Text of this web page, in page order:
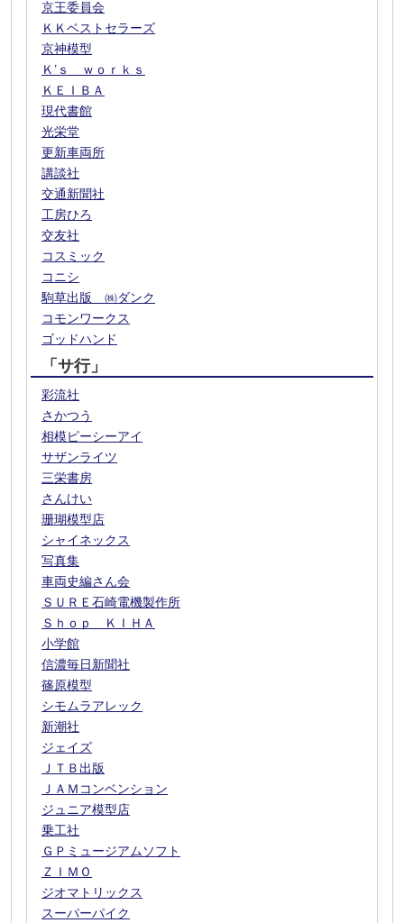
京王委員会
ＫＫベストセラーズ
京神模型
Ｋ’ｓ ｗｏｒｋｓ
ＫＥＩＢＡ
現代書館
光栄堂
更新車両所
講談社
交通新聞社
工房ひろ
交友社
コスミック
コニシ
駒草出版 ㈱ダンク
コモンワークス
ゴッドハンド
「サ行」
彩流社
さかつう
相模ピーシーアイ
サザンライツ
三栄書房
さんけい
珊瑚模型店
シャイネックス
写真集
車両史編さん会
ＳＵＲＥ石崎電機製作所
Ｓｈｏｐ ＫＩＨＡ
小学館
信濃毎日新聞社
篠原模型
シモムラアレック
新潮社
ジェイズ
ＪＴＢ出版
ＪＡＭコンベンション
ジュニア模型店
乗工社
ＧＰミュージアムソフト
ＺＩＭＯ
ジオマトリックス
スーパーパイク